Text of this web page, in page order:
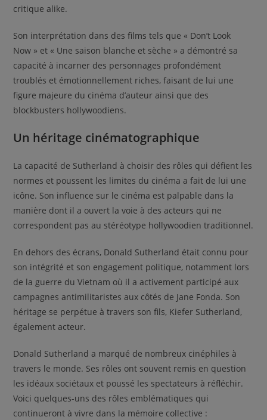
critique alike.
Son interprétation dans des films tels que « Don’t Look
Now » et « Une saison blanche et sèche » a démontré sa
capacité à incarner des personnages profondément
troublés et émotionnellement riches, faisant de lui une
figure majeure du cinéma d’auteur ainsi que des
blockbusters hollywoodiens.
Un héritage cinématographique
La capacité de Sutherland à choisir des rôles qui défient les
normes et poussent les limites du cinéma a fait de lui une
icône. Son influence sur le cinéma est palpable dans la
manière dont il a ouvert la voie à des acteurs qui ne
correspondent pas au stéréotype hollywoodien traditionnel.
En dehors des écrans, Donald Sutherland était connu pour
son intégrité et son engagement politique, notamment lors
de la guerre du Vietnam où il a activement participé aux
campagnes antimilitaristes aux côtés de Jane Fonda. Son
héritage se perpétue à travers son fils, Kiefer Sutherland,
également acteur.
Donald Sutherland a marqué de nombreux cinéphiles à
travers le monde. Ses rôles ont souvent remis en question
les idéaux sociétaux et poussé les spectateurs à réfléchir.
Voici quelques-uns des rôles emblématiques qui
continueront à vivre dans la mémoire collective :